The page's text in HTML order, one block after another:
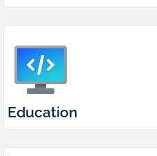
Education